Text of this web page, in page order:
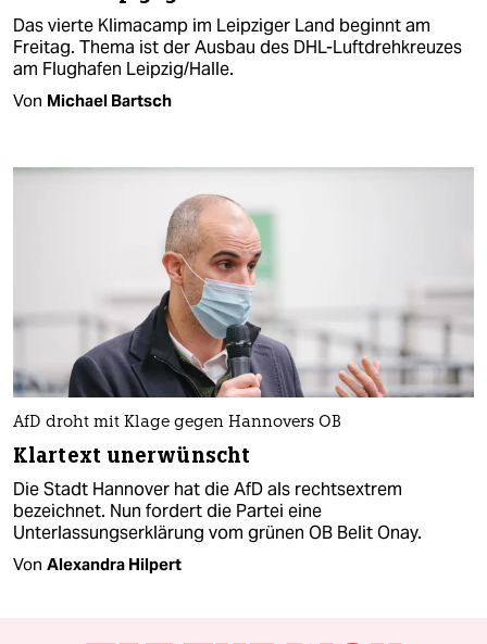
Das vierte Klimacamp im Leipziger Land beginnt am
Freitag. Thema ist der Ausbau des DHL-Luftdrehkreuzes
am Flughafen Leipzig/Halle.
Von Michael Bartsch
AfD droht mit Klage gegen Hannovers OB
Klartext unerwünscht
Die Stadt Hannover hat die AfD als rechtsextrem
bezeichnet. Nun fordert die Partei eine
Unterlassungserklärung vom grünen OB Belit Onay.
Von Alexandra Hilpert